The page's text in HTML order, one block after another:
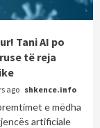
Tani AI po
të reja
ago shkence.info
e mëdha
artificiale